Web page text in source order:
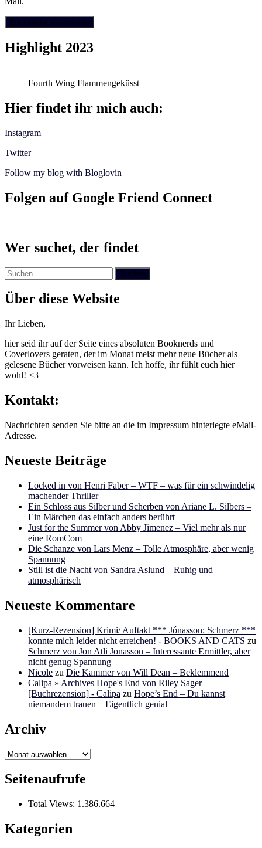
Highlight 2023
Fourth Wing Flammengeküsst
Hier findet ihr mich auch:
Instagram
Twitter
Follow my blog with Bloglovin
Folgen auf Google Friend Connect
Wer suchet, der findet
Suchen
nach:
Über diese Website
Ihr Lieben,
hier seid ihr auf der Seite eines absoluten Booknerds und
Coverlovers geraten, der im Monat meist mehr neue Bücher als
gelesene Bücher vorweisen kann. Ich hoffe, ihr fühlt euch hier
wohl! <3
Kontakt:
Nachrichten senden Sie bitte an die im Impressum hinterlegte eMail-
Adresse.
Neueste Beiträge
Locked in von Henri Faber – WTF – was für ein schwindelig
machender Thriller
Ein Schloss aus Silber und Scherben von Ariane L. Silbers –
Ein Märchen das einfach anders berührt
Just for the Summer von Abby Jimenez – Viel mehr als nur
eine RomCom
Die Schanze von Lars Menz – Tolle Atmosphäre, aber wenig
Spannung
Still ist die Nacht von Sandra Aslund – Ruhig und
atmosphärisch
Neueste Kommentare
[Kurz-Rezension] Krimi/ Auftakt *** Jónasson: Schmerz ***
konnte mich leider nicht erreichen! - BOOKS AND CATS zu
Schmerz von Jon Atli Jonasson – Interessante Ermittler, aber
nicht genug Spannung
Nicole zu Die Kammer von Will Dean – Beklemmend
Calipa » Archives Hope's End von Riley Sager
[Buchrezension] - Calipa zu Hope’s End – Du kannst
niemandem trauen – Eigentlich genial
Archiv
Archiv
Seitenaufrufe
Total Views: 1.386.664
Kategorien